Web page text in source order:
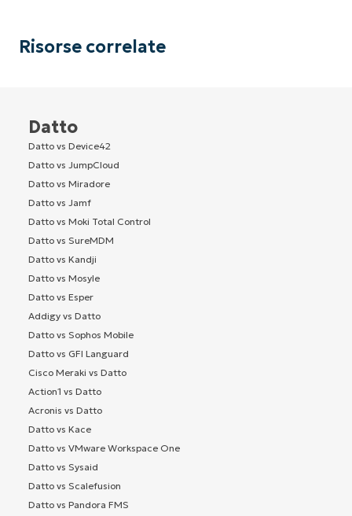
Risorse correlate
Datto
Datto vs Device42
Datto vs JumpCloud
Datto vs Miradore
Datto vs Jamf
Datto vs Moki Total Control
Datto vs SureMDM
Datto vs Kandji
Datto vs Mosyle
Datto vs Esper
Addigy vs Datto
Datto vs Sophos Mobile
Datto vs GFI Languard
Cisco Meraki vs Datto
Action1 vs Datto
Acronis vs Datto
Datto vs Kace
Datto vs VMware Workspace One
Datto vs Sysaid
Datto vs Scalefusion
Datto vs Pandora FMS